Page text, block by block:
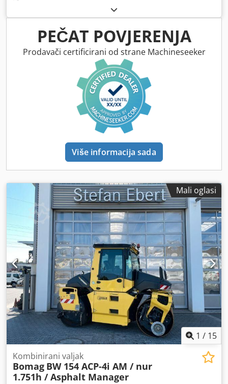
PEČAT POVJERENJA
Prodavači certificirani od strane Machineseeker
Više informacija sada
Mali oglasi
1 / 15
Kombinirani valjak
Bomag BW 154 ACP-4i AM / nur
1.751h / Asphalt Manager